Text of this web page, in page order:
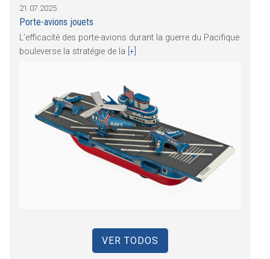
21.07.2025
Porte-avions jouets
L’efficacité des porte-avions durant la guerre du Pacifique
bouleverse la stratégie de la [+]
VER TODOS